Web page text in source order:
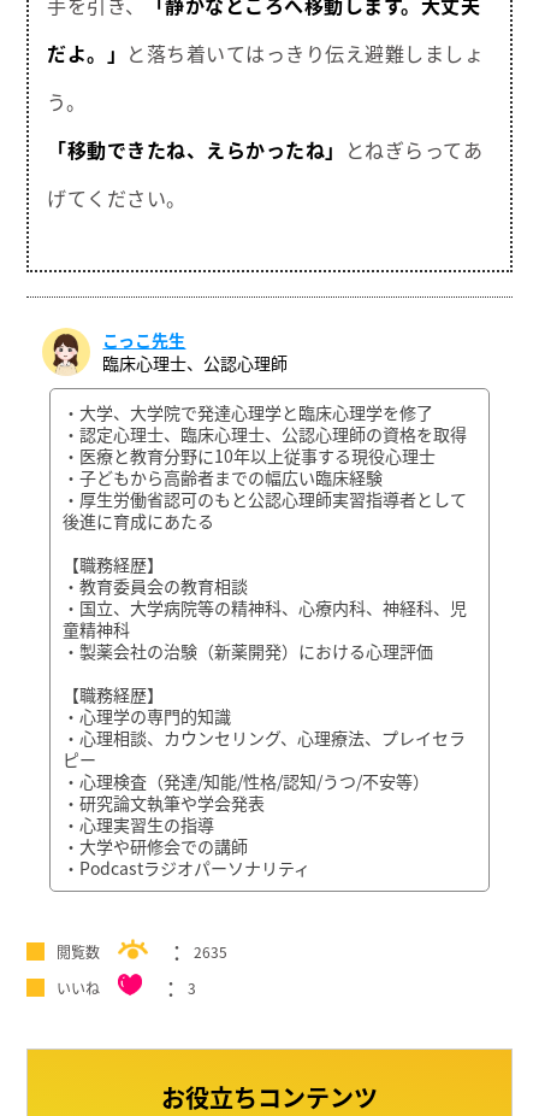
だよ。」 と落ち着いてはっきり伝え避難しましょ
う。
「移動できたね、えらかったね」 とねぎらってあ
げてください。
こっこ先生
臨床心理士、公認心理師
・大学、大学院で発達心理学と臨床心理学を修了
・認定心理士、臨床心理士、公認心理師の資格を取得
・医療と教育分野に10年以上従事する現役心理士
・子どもから高齢者までの幅広い臨床経験
・厚生労働省認可のもと公認心理師実習指導者として
後進に育成にあたる
【職務経歴】
・教育委員会の教育相談
・国立、大学病院等の精神科、心療内科、神経科、児
童精神科
・製薬会社の治験（新薬開発）における心理評価
【職務経歴】
・心理学の専門的知識
・心理相談、カウンセリング、心理療法、プレイセラ
ピー
・心理検査（発達/知能/性格/認知/うつ/不安等）
・研究論文執筆や学会発表
・心理実習生の指導
・大学や研修会での講師
・Podcastラジオパーソナリティ
閲覧数
2635
いいね
3
お役立ちコンテンツ